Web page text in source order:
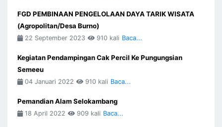
FGD PEMBINAAN PENGELOLAAN DAYA TARIK WISATA
(Agropolitan/Desa Burno)
22 September 2023 910 kali Baca...
Kegiatan Pendampingan Cak Percil Ke Pungungsian
Semeeu
04 Januari 2022 910 kali Baca...
Pemandian Alam Selokambang
18 April 2022 909 kali Baca...